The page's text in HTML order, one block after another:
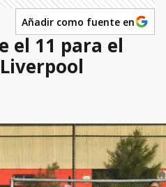
Añadir como fuente en
el 11 para el